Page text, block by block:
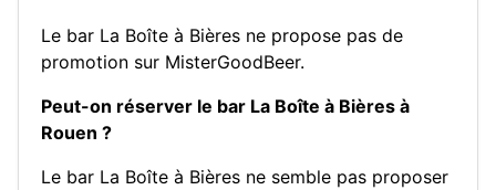
Le bar La Boîte à Bières ne propose pas de
promotion sur MisterGoodBeer.
Peut-on réserver le bar La Boîte à Bières à
Rouen ?
Le bar La Boîte à Bières ne semble pas proposer